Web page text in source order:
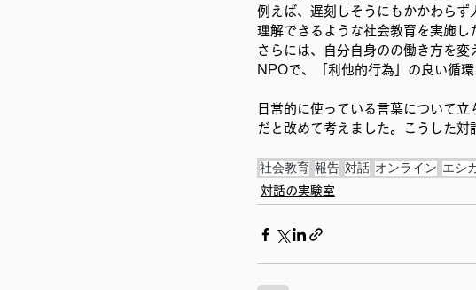
例えば、遅刻しそうにもかかわら
理解できるような社会教育を実施し
さらには、自分自身のの働き方を
NPOで、「利他的行為」の良い循
日常的に使っている言葉について
だと改めて考えました。こうした対
社会教育 報告 対話 オンライン エシ
対話の実験室